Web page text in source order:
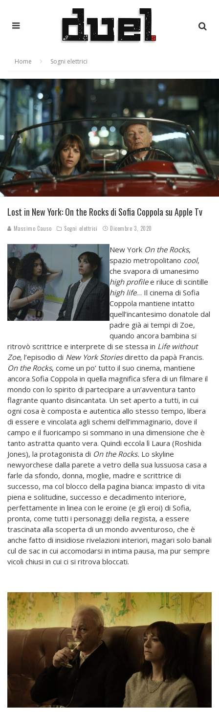
Home Sogni elettrici
Lost in New York: On the Rocks di Sofia Coppola su Apple Tv
Massimo Causo Sogni elettrici Dicembre 3, 2020
New York On the Rocks,
spazio metropolitano cool,
che svapora di umanesimo
high profilee riluce di scintille
high life… Il cinema di Sofia
Coppola mantiene intatto
quell’incantesimo donatole dal
padre già ai tempi di Zoe,
quando ancora bambina si
ritrovò scrittrice e interprete di se stessa in Life without
Zoe, l’episodio di New York Storiesdiretto da papà Francis.
On the Rocks, come un po’ tutto il suo cinema, mantiene
ancora Sofia Coppola in quella magnifica sfera di un filmare il
mondo con lo spirito di partecipare a un’avventura tanto
flagrante quanto disincantata. Un set aperto a tutti, in cui
ogni cosa è composta e autentica allo stesso tempo, libera
di essere e vincolata agli schemi dell’immaginario, dove il
campo e il fuoricampo si sommano in una dimensione che è
tanto astratta quanto vera. Quindi eccola lì Laura (Roshida
Jones), la protagonista di On the Rocks. Lo skyline
newyorchese dalla parete a vetro della sua lussuosa casa a
farle da sfondo, donna, moglie, madre e scrittrice di
successo, ma col blocco della pagina bianca: impasto di vita
piena e solitudine, successo e decadimento interiore,
perfettamente in linea con le eroine (e gli eroi) di Sofia,
pronta, come tutti i personaggi della regista, a essere
trascinata alla scoperta di un mondo avventuroso, che è
anche fatto di insidiose rivelazioni interiori, magari solo banali
cul de sac in cui accomodarsi in intima pausa, ma pur sempre
vicoli chiusi in cui ci si ritrova bloccati.